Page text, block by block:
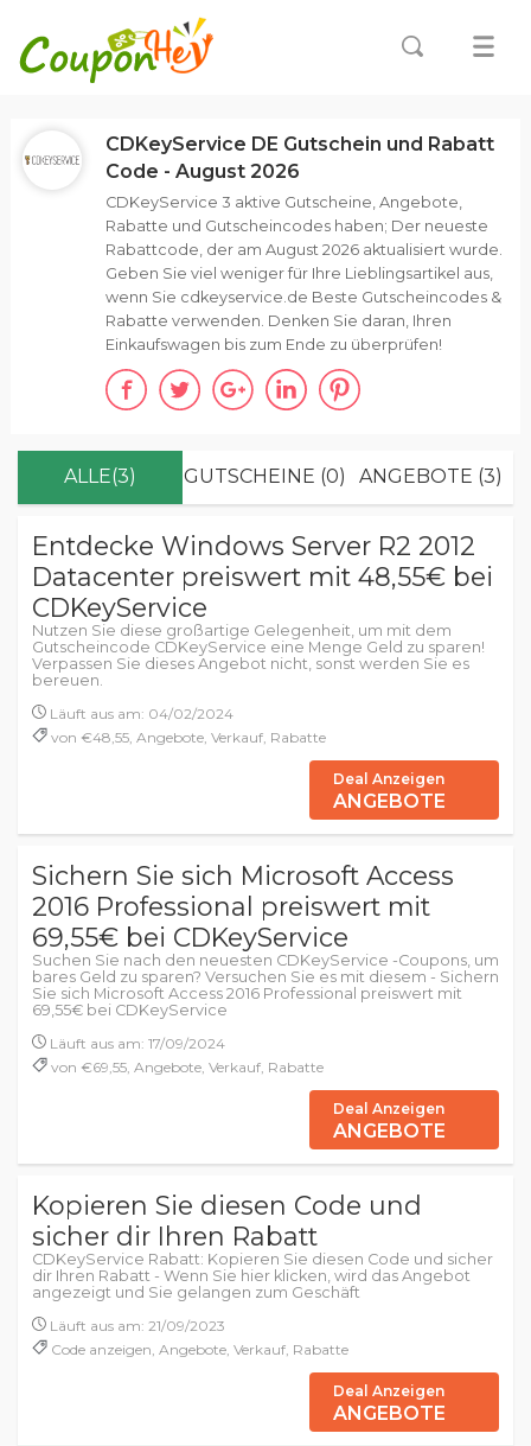
ALLE(3) GUTSCHEINE (0) ANGEBOTE (3)
Entdecke Windows Server R2 2012
Datacenter preiswert mit 48,55€ bei
CDKeyService
Nutzen Sie diese großartige Gelegenheit, um mit dem
Gutscheincode CDKeyService eine Menge Geld zu sparen!
Verpassen Sie dieses Angebot nicht, sonst werden Sie es
bereuen.
Läuft aus am: 04/02/2024
von €48,55, Angebote, Verkauf, Rabatte
Deal Anzeigen
ANGEBOTE
Sichern Sie sich Microsoft Access
2016 Professional preiswert mit
69,55€ bei CDKeyService
Suchen Sie nach den neuesten CDKeyService -Coupons, um
bares Geld zu sparen? Versuchen Sie es mit diesem - Sichern
Sie sich Microsoft Access 2016 Professional preiswert mit
69,55€ bei CDKeyService
Läuft aus am: 17/09/2024
von €69,55, Angebote, Verkauf, Rabatte
Deal Anzeigen
ANGEBOTE
Kopieren Sie diesen Code und
sicher dir Ihren Rabatt
CDKeyService Rabatt: Kopieren Sie diesen Code und sicher
dir Ihren Rabatt - Wenn Sie hier klicken, wird das Angebot
angezeigt und Sie gelangen zum Geschäft
Läuft aus am: 21/09/2023
Code anzeigen, Angebote, Verkauf, Rabatte
Deal Anzeigen
ANGEBOTE
CDKeyService DE Gutschein und Rabatt
Code - August 2026
CDKeyService 3 aktive Gutscheine, Angebote,
Rabatte und Gutscheincodes haben; Der neueste
Rabattcode, der am August 2026 aktualisiert wurde.
Geben Sie viel weniger für Ihre Lieblingsartikel aus,
wenn Sie cdkeyservice.de Beste Gutscheincodes &
Rabatte verwenden. Denken Sie daran, Ihren
Einkaufswagen bis zum Ende zu überprüfen!